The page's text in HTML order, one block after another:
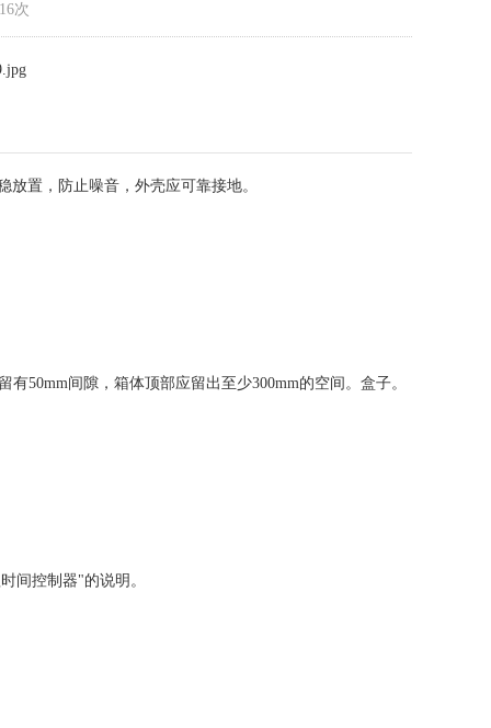
次
置，防止噪音，外壳应可靠接地。
间隙，箱体顶部应留出至少300mm的空间。盒子。
间控制器"的说明。